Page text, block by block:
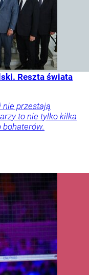
Reszta świata
nie przestają
to nie tylko kilka
bohaterów.